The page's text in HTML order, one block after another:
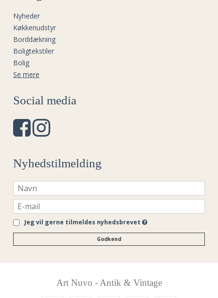
Nyheder
Køkkenudstyr
Borddækning
Boligtekstiler
Bolig
Se mere
Social media
Nyhedstilmelding
Jeg vil gerne tilmeldes nyhedsbrevet
Godkend
Art Nuvo - Antik & Vintage